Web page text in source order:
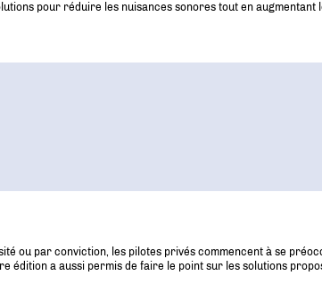
pour réduire les nuisances sonores tout en augmentant
ou par conviction, les pilotes privés commencent à se
édition a aussi permis de faire le point sur les solutions